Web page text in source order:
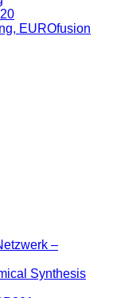
EUROfusion
–
Synthesis